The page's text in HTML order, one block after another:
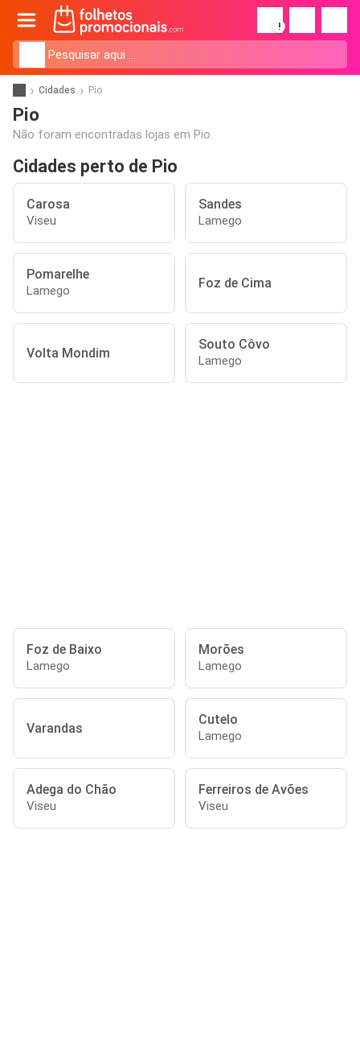
!
Cidades Pio
Pio
Não foram encontradas lojas em Pio.
Cidades perto de Pio
Carosa
Viseu
Sandes
Lamego
Pomarelhe
Lamego Foz de Cima
Volta Mondim
Souto Côvo
Lamego
Foz de Baixo
Lamego
Morões
Lamego
Varandas
Cutelo
Lamego
Adega do Chão
Viseu
Ferreiros de Avões
Viseu